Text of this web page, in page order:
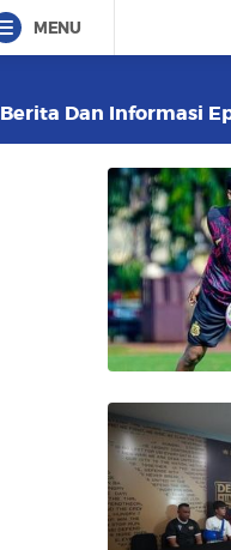
MENU
Berita Dan Informasi